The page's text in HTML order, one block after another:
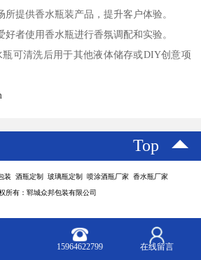
提供香水瓶装产品，提升客户体验。
者使用香水瓶进行香氛调配和实验。
瓶可清洗后用于其他液体储存或DIY创意项
Top
装 酒瓶定制 玻璃瓶定制 喷涂酒瓶厂家 香水瓶厂家
所有：郓城众邦包装有限公司
15964622799 在线留言